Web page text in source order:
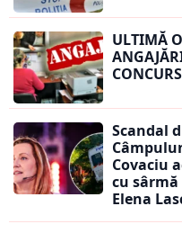
ULTIMĂ
Scandal
Covaciu
cu
Elena